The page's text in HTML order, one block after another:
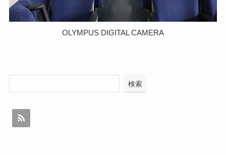
OLYMPUS DIGITAL CAMERA
検索